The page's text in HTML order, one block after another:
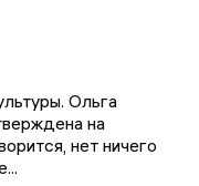
Ольга
на
нет ничего